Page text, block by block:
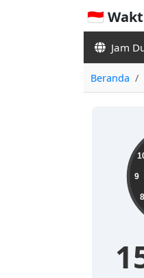
🇮🇩
Jam
Beranda
8
9